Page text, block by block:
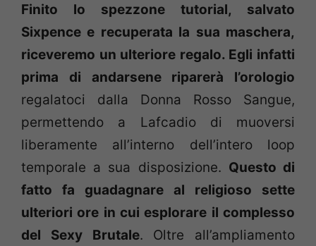
Finito lo spezzone tutorial, salvato
Sixpence e recuperata la sua maschera,
riceveremo un ulteriore regalo. Egli infatti
prima di andarsene riparerà l’orologio
regalatoci dalla Donna Rosso Sangue,
permettendo a Lafcadio di muoversi
liberamente all’interno dell’intero loop
temporale a sua disposizione. Questo di
fatto fa guadagnare al religioso sette
ulteriori ore in cui esplorare il complesso
del Sexy Brutale. Oltre all’ampliamento